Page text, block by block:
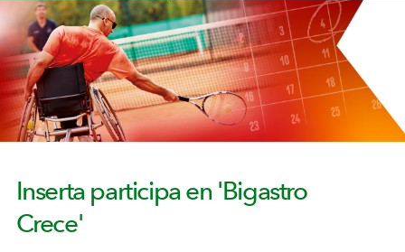
Inserta participa en 'Bigastro
Crece'